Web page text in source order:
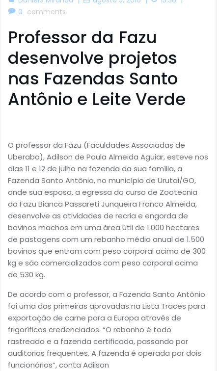
0 comments
Professor da Fazu
desenvolve projetos
nas Fazendas Santo
Antônio e Leite Verde
O professor da Fazu (Faculdades Associadas de
Uberaba), Adilson de Paula Almeida Aguiar, esteve nos
dias 11 e 12 de julho na fazenda da sua família, a
Fazenda Santo Antônio, no município de Urutai/GO,
onde sua esposa, a egressa do curso de Zootecnia
da Fazu Bianca Passareti Junqueira Franco Almeida,
desenvolve as atividades de recria e engorda de
bovinos machos em uma área útil de 1.000 hectares
de pastagens com um rebanho médio anual de 1.500
bovinos que entram com peso corporal acima de 300
kg e são comercializados com peso corporal acima
de 530 kg.
De acordo com o professor, a Fazenda Santo Antônio
foi uma das primeiras aprovadas na Lista Traces para
exportação de carne para a Europa através de
frigoríficos credenciados. “O rebanho é todo
rastreado e a fazenda certificada, passando por
auditorias frequentes. A fazenda é operada por dois
funcionários”, conta Adilson